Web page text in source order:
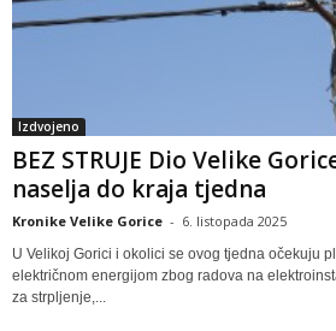
Izdvojeno
BEZ STRUJE Dio Velike
naselja do kraja tjedna
Kronike Velike Gorice - 6. listopada 2025
U Velikoj Gorici i okolici se ovog tjedna očekuju
električnom energijom zbog radova na
za strpljenje,...